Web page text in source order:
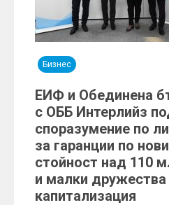
Бизнес
ЕИФ и Обединена
с ОББ Интерлийз
споразумение по
за гаранции по
стойност над 110
и малки
капитализация